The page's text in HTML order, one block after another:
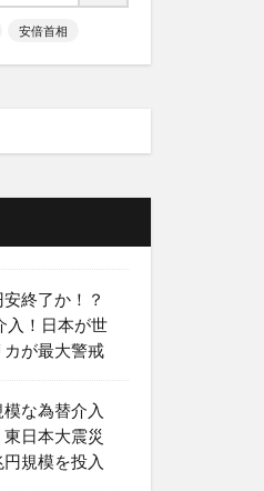
安倍首相
終了か！？
入！日本が世
が最大警戒
な為替介入
日本大震災
規模を投入